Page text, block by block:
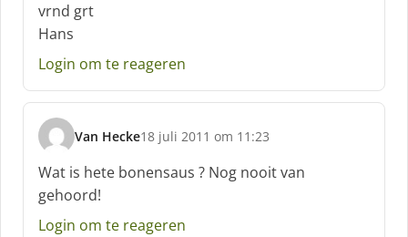
vrnd grt
Hans
Login om te reageren
Van Hecke
s
c
h
r
e
18 juli 2011 om 11:23
Wat is hete bonensaus ? Nog nooit van
gehoord!
Login om te reageren